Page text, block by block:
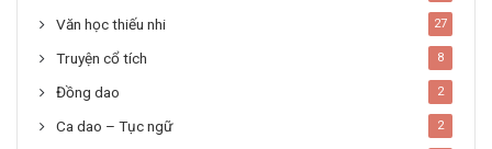
Văn học thiếu nhi 27
Truyện cổ tích 8
Đồng dao 2
Ca dao – Tục ngữ 2